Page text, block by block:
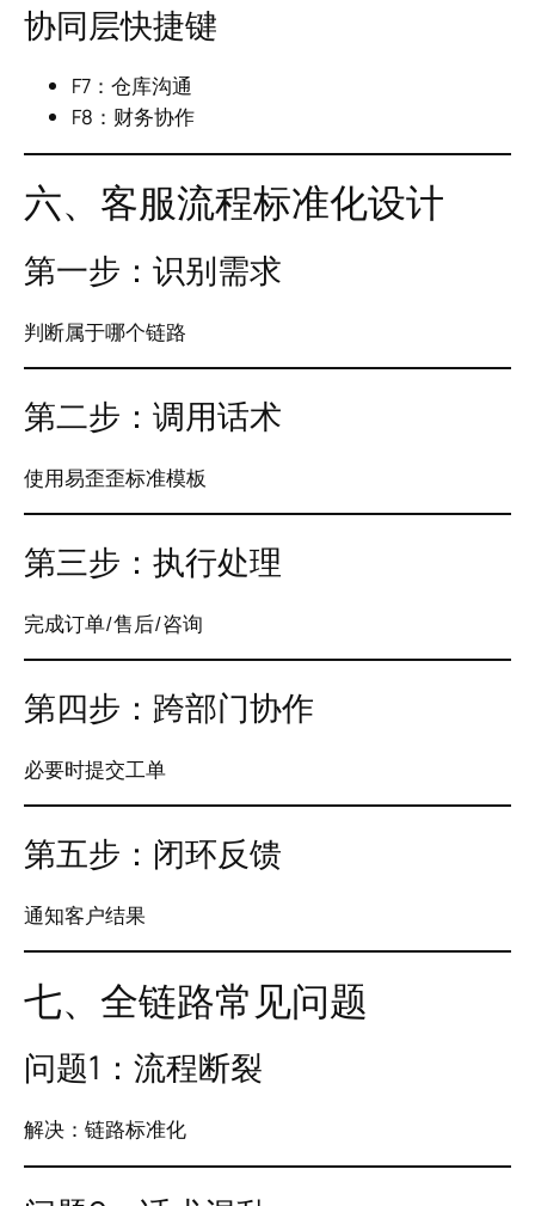
协同层快捷键
F7：仓库沟通
F8：财务协作
六、客服流程标准化设计
第一步：识别需求
判断属于哪个链路
第二步：调用话术
使用易歪歪标准模板
第三步：执行处理
完成订单/售后/咨询
第四步：跨部门协作
必要时提交工单
第五步：闭环反馈
通知客户结果
七、全链路常见问题
问题1：流程断裂
解决：链路标准化